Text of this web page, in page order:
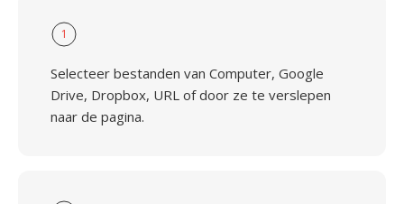
1
Selecteer bestanden van Computer, Google
Drive, Dropbox, URL of door ze te verslepen
naar de pagina.